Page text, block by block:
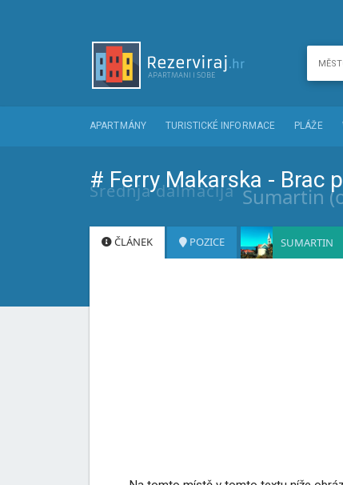
APARTMÁNY TURISTICKÉ INFORMACE PLÁŽE
# Ferry Makarska - Brac
Srednja dalmacija Sumartin
ČLÁNEK POZICE SUMARTIN